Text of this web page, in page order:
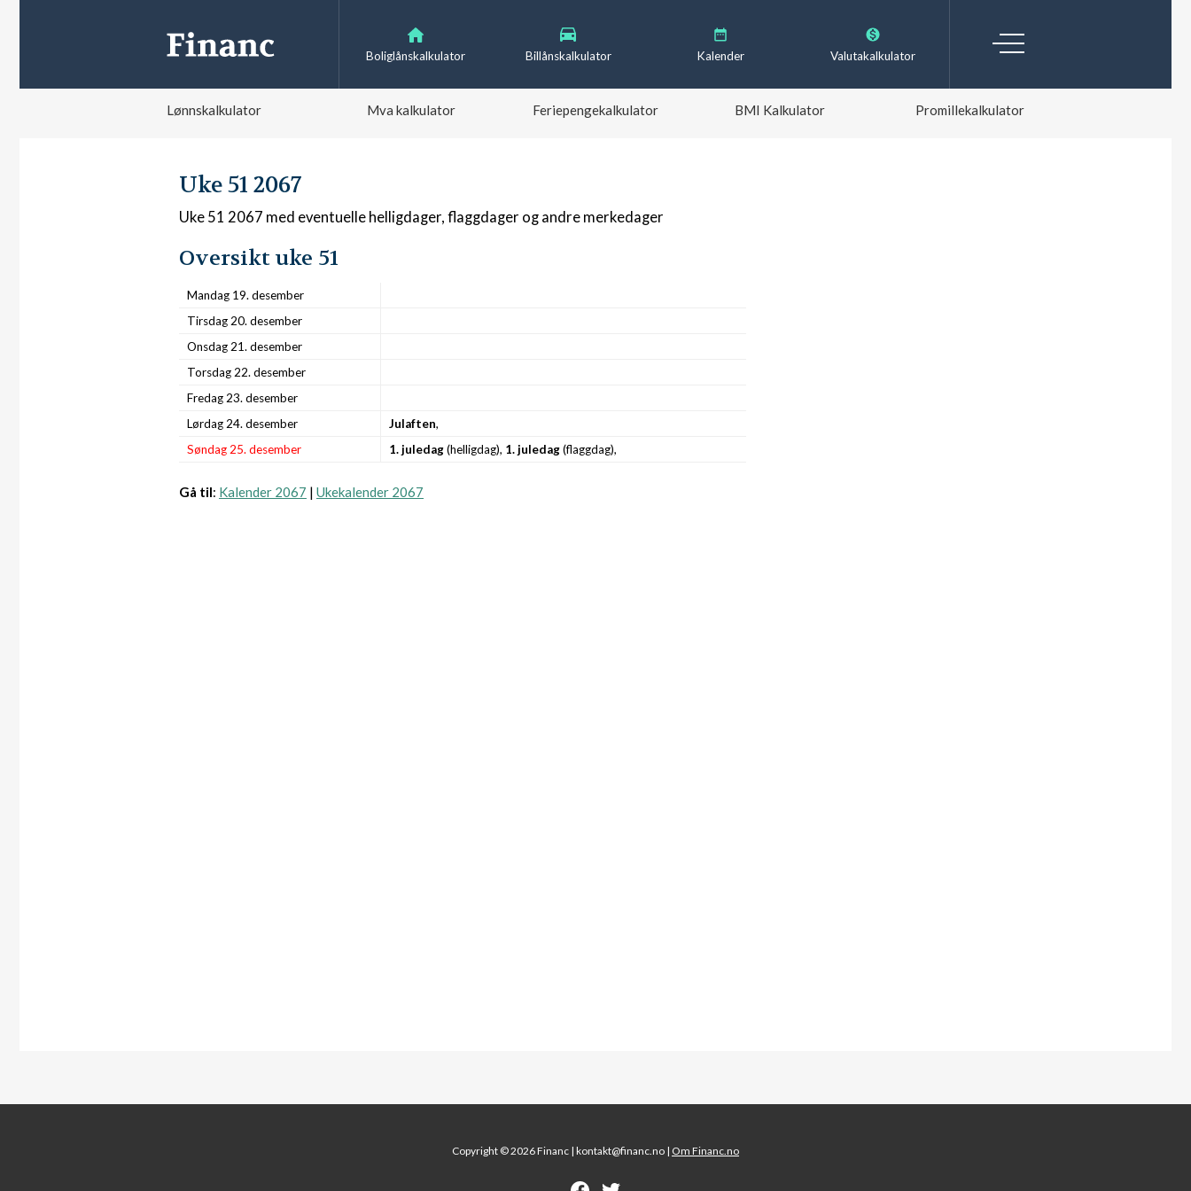
Boliglånskalkulator Billånskalkulator Kalender Valutakalkulator
Lønnskalkulator Mva kalkulator Feriepengekalkulator BMI Kalkulator Promillekalkulator
Uke 51 2067
Uke 51 2067 med eventuelle helligdager, flaggdager og andre merkedager
Oversikt uke 51
Mandag 19. desember
Tirsdag 20. desember
Onsdag 21. desember
Torsdag 22. desember
Fredag 23. desember
Lørdag 24. desember
Julaften,
Søndag 25. desember
1. juledag(helligdag), 1. juledag(flaggdag),
Gå til: Kalender 2067 | Ukekalender 2067
Copyright © 2026 Financ | kontakt@financ.no | Om Financ.no